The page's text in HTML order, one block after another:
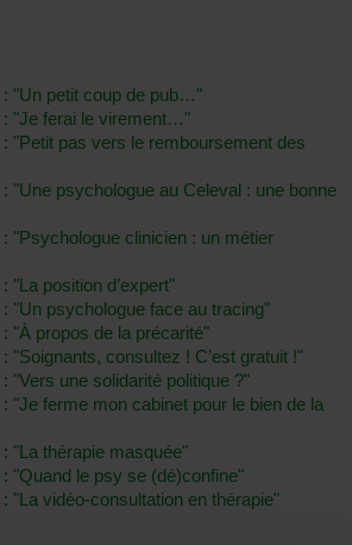
: "Un petit coup de pub…"
: "Je ferai le virement…"
: "Petit pas vers le remboursement des
: "Une psychologue au Celeval : une bonne
: "Psychologue clinicien : un métier
"La position d’expert"
: "Un psychologue face au tracing"
: "À propos de la précarité"
"Soignants, consultez ! C’est gratuit !"
"Vers une solidarité politique ?"
: "Je ferme mon cabinet pour le bien de la
: "La thérapie masquée"
: "Quand le psy se (dé)confine"
: "La vidéo-consultation en thérapie"